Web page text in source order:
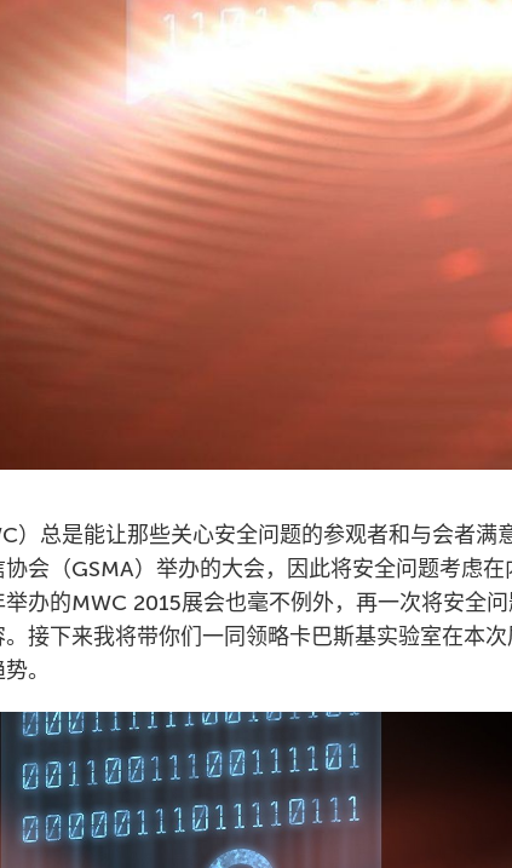
）总是能让那些关心安全问题的参观者和与会者满
会（GSMA）举办的大会，因此将安全问题考虑在
办的MWC 2015展会也毫不例外，再一次将安全
接下来我将带你们一同领略卡巴斯基实验室在本次
。